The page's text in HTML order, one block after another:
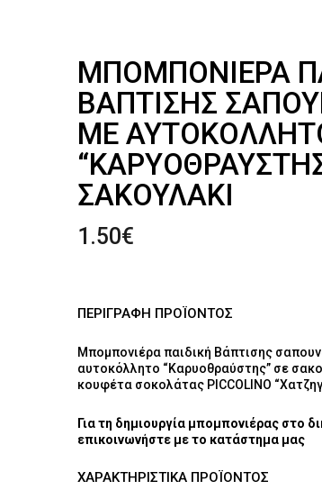
ΜΠΟΜΠΟΝΙΈΡΑ
ΒΆΠΤΙΣΗΣ
ΜΕ
ΣΑΚΟΥΛΆΚΙ
1.50€
ΠΕΡΙΓΡΑΦΗ ΠΡΟΪΟΝΤΟΣ
Μπομπονιέρα παιδική Βάπτισης
αυτοκόλλητο “Καρυοθραύστης” σε
κουφέτα σοκολάτας PICCOLINO
Για τη δημιουργία μπομπονιέρας στο
επικοινωνήστε με το κατάστημα μας
ΧΑΡΑΚΤΗΡΙΣΤΙΚΑ ΠΡΟΪΟΝΤΟΣ